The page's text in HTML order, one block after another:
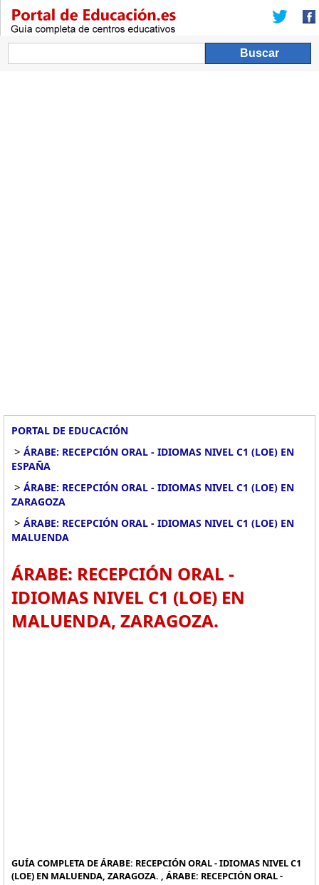
PORTAL DE EDUCACIÓN
> ÁRABE: RECEPCIÓN ORAL - IDIOMAS NIVEL C1 (LOE) EN
ESPAÑA
> ÁRABE: RECEPCIÓN ORAL - IDIOMAS NIVEL C1 (LOE) EN
ZARAGOZA
> ÁRABE: RECEPCIÓN ORAL - IDIOMAS NIVEL C1 (LOE) EN
MALUENDA
ÁRABE: RECEPCIÓN ORAL -
IDIOMAS NIVEL C1 (LOE) EN
MALUENDA, ZARAGOZA.
GUÍA COMPLETA DE ÁRABE: RECEPCIÓN ORAL - IDIOMAS NIVEL C1
(LOE) EN MALUENDA, ZARAGOZA. , ÁRABE: RECEPCIÓN ORAL -